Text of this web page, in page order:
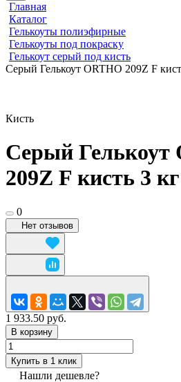
Главная
Каталог
Гелькоуты полиэфирные
Гелькоуты под покраску
Гелькоут серый под кисть
Серый Гелькоут ORTHO 209Z F
Кисть
Серый Гелькоут
209Z F кисть 3 кг
0
Нет отзывов
1 933.50 руб.
В корзину
Купить в 1 клик
Нашли дешевле?